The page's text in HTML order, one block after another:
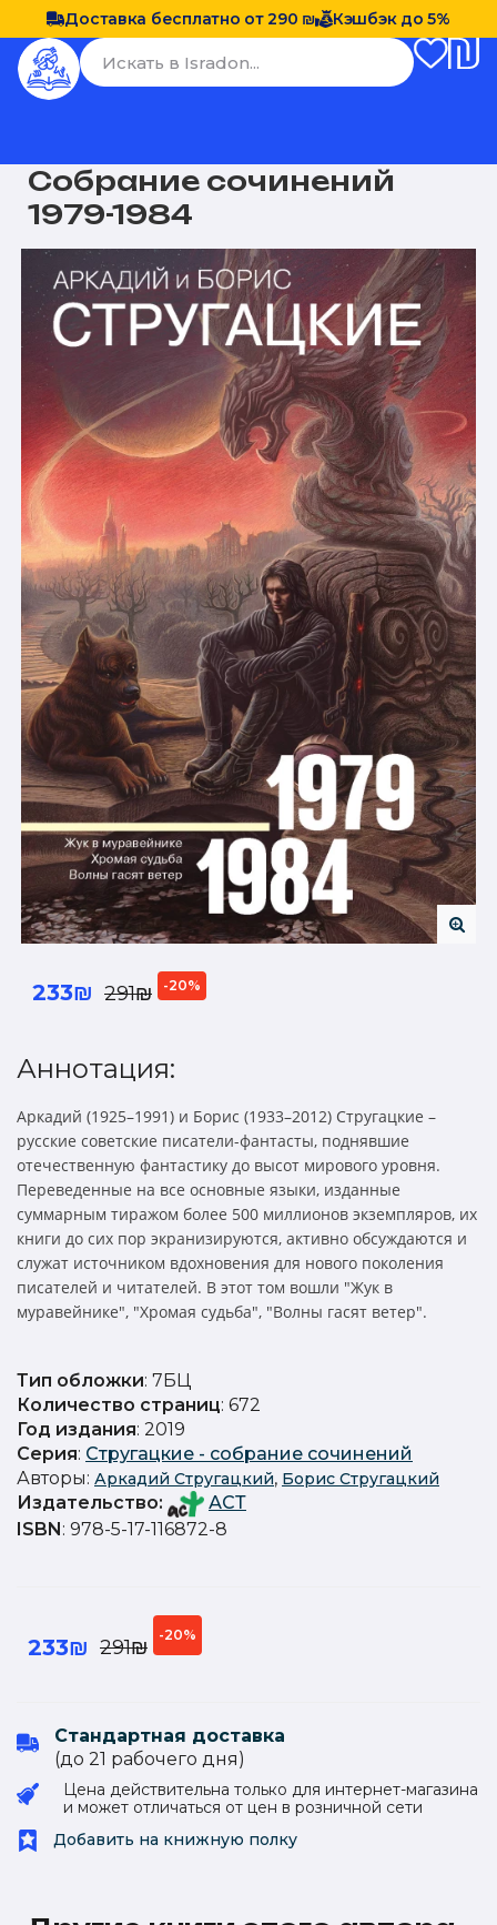
Доставка бесплатно от 290 ₪ Кэшбэк до 5%
Собрание сочинений
1979-1984
233₪ 291₪ -20%
Аннотация:
Аркадий (1925–1991) и Борис (1933–2012) Стругацкие –
русские советские писатели-фантасты, поднявшие
отечественную фантастику до высот мирового уровня.
Переведенные на все основные языки, изданные
суммарным тиражом более 500 миллионов экземпляров, их
книги до сих пор экранизируются, активно обсуждаются и
служат источником вдохновения для нового поколения
писателей и читателей. В этот том вошли "Жук в
муравейнике", "Хромая судьба", "Волны гасят ветер".
Тип обложки: 7БЦ
Количество страниц: 672
Год издания: 2019
Серия: Стругацкие - собрание сочинений
Авторы: Аркадий Стругацкий, Борис Стругацкий
Издательство:
АСТ
ISBN: 978-5-17-116872-8
233₪ 291₪
-20%
Стандартная доставка
(до 21 рабочего дня)
Цена действительна только для интернет-магазина
и может отличаться от цен в розничной сети
Добавить на книжную полку